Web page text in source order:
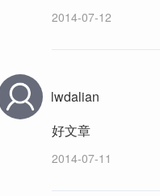
2014-07-12
lwdalian
好文章
2014-07-11